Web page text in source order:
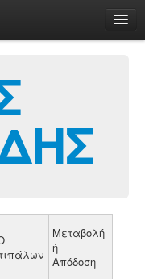
Μεταβολή
ή
Απόδοση